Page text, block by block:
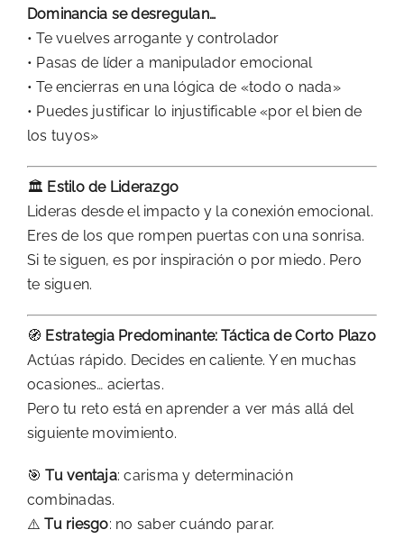
Dominancia se desregulan…
• Te vuelves arrogante y controlador
• Pasas de líder a manipulador emocional
• Te encierras en una lógica de «todo o nada»
• Puedes justificar lo injustificable «por el bien de
los tuyos»
🏛️ Estilo de Liderazgo
Lideras desde el impacto y la conexión emocional.
Eres de los que rompen puertas con una sonrisa.
Si te siguen, es por inspiración o por miedo. Pero
te siguen.
🧭 Estrategia Predominante: Táctica de Corto Plazo
Actúas rápido. Decides en caliente. Y en muchas
ocasiones… aciertas.
Pero tu reto está en aprender a ver más allá del
siguiente movimiento.
🎯Tu ventaja: carisma y determinación
combinadas.
⚠️Tu riesgo: no saber cuándo parar.